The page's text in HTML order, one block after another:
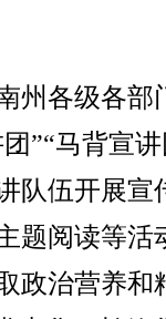
各级各部
”“马背宣
队伍开展宣
题阅读等活
政治营养和